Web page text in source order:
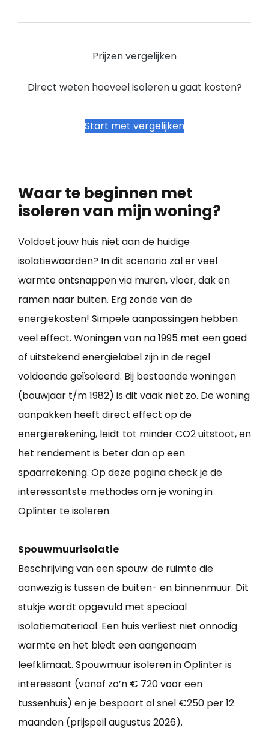
Prijzen vergelijken
Direct weten hoeveel isoleren u gaat kosten?
Start met vergelijken
Waar te beginnen met
isoleren van mijn woning?
Voldoet jouw huis niet aan de huidige
isolatiewaarden? In dit scenario zal er veel
warmte ontsnappen via muren, vloer, dak en
ramen naar buiten. Erg zonde van de
energiekosten! Simpele aanpassingen hebben
veel effect. Woningen van na 1995 met een goed
of uitstekend energielabel zijn in de regel
voldoende geïsoleerd. Bij bestaande woningen
(bouwjaar t/m 1982) is dit vaak niet zo. De woning
aanpakken heeft direct effect op de
energierekening, leidt tot minder CO2 uitstoot, en
het rendement is beter dan op een
spaarrekening. Op deze pagina check je de
interessantste methodes om jewoning in
Oplinter te isoleren.
Spouwmuurisolatie
Beschrijving van een spouw: de ruimte die
aanwezig is tussen de buiten- en binnenmuur. Dit
stukje wordt opgevuld met speciaal
isolatiemateriaal. Een huis verliest niet onnodig
warmte en het biedt een aangenaam
leefklimaat. Spouwmuur isoleren in Oplinter is
interessant (vanaf zo’n € 720 voor een
tussenhuis) en je bespaart al snel €250 per 12
maanden (prijspeil augustus 2026).